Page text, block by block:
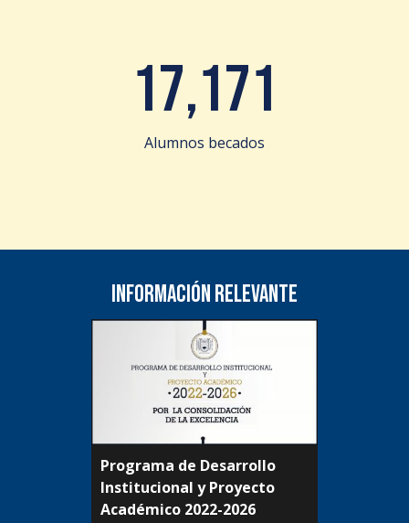
17,171
Alumnos becados
Información relevante
Programa de Desarrollo
Institucional y Proyecto
Académico 2022-2026